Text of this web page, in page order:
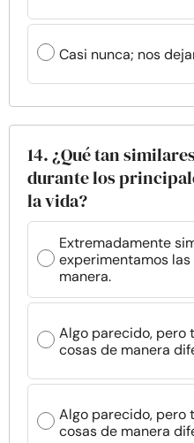
Casi nunca; nos
14. ¿Qué tan
durante los
la vida?
Extremadamente
experimentamos
manera.
Algo parecido, pero
cosas de manera
Algo parecido, pero
cosas de manera